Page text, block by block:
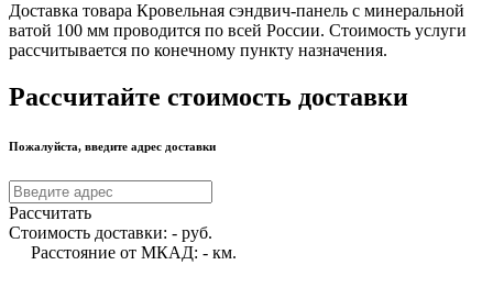
Доставка товара Кровельная сэндвич-панель с минеральной
ватой 100 мм проводится по всей России. Стоимость услуги
рассчитывается по конечному пункту назначения.
Рассчитайте стоимость доставки
Пожалуйста, введите адрес доставки
Рассчитать
Стоимость доставки: - руб.
Расстояние от МКАД: - км.